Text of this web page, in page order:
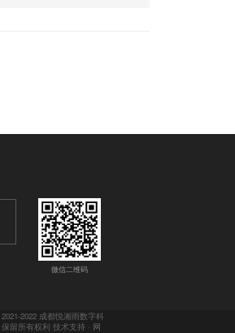
微信二维码
2022 成都悦湘雨数字科
留所有权利 技术支持 · 网